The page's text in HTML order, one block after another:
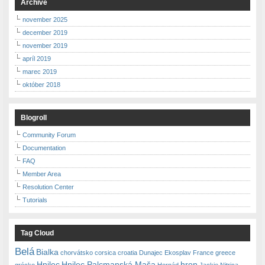
Archive
november 2025
december 2019
november 2019
apríl 2019
marec 2019
október 2018
Blogroll
Community Forum
Documentation
FAQ
Member Area
Resolution Center
Tutorials
Tag Cloud
Belá Bialka chorvátsko corsica croatia Dunajec Ekosplav France greece